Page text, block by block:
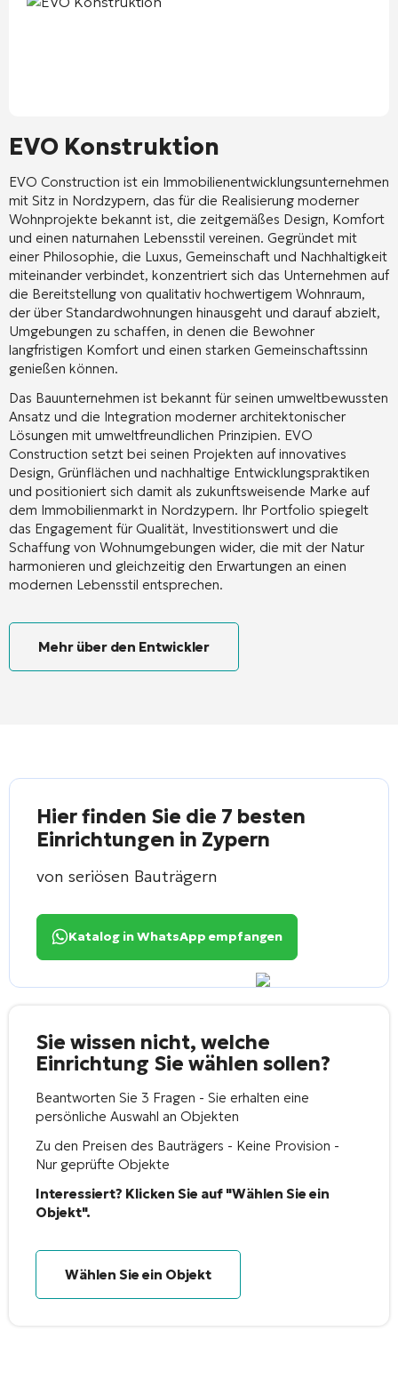
EVO Konstruktion
EVO Construction ist ein Immobilienentwicklungsunternehmen
mit Sitz in Nordzypern, das für die Realisierung moderner
Wohnprojekte bekannt ist, die zeitgemäßes Design, Komfort
und einen naturnahen Lebensstil vereinen. Gegründet mit
einer Philosophie, die Luxus, Gemeinschaft und Nachhaltigkeit
miteinander verbindet, konzentriert sich das Unternehmen auf
die Bereitstellung von qualitativ hochwertigem Wohnraum,
der über Standardwohnungen hinausgeht und darauf abzielt,
Umgebungen zu schaffen, in denen die Bewohner
langfristigen Komfort und einen starken Gemeinschaftssinn
genießen können.
Das Bauunternehmen ist bekannt für seinen umweltbewussten
Ansatz und die Integration moderner architektonischer
Lösungen mit umweltfreundlichen Prinzipien. EVO
Construction setzt bei seinen Projekten auf innovatives
Design, Grünflächen und nachhaltige Entwicklungspraktiken
und positioniert sich damit als zukunftsweisende Marke auf
dem Immobilienmarkt in Nordzypern. Ihr Portfolio spiegelt
das Engagement für Qualität, Investitionswert und die
Schaffung von Wohnumgebungen wider, die mit der Natur
harmonieren und gleichzeitig den Erwartungen an einen
modernen Lebensstil entsprechen.
Mehr über den Entwickler
Hier finden Sie die 7 besten
Einrichtungen in Zypern
von seriösen Bauträgern
Katalog in WhatsApp empfangen
Sie wissen nicht, welche
Einrichtung Sie wählen sollen?
Beantworten Sie 3 Fragen - Sie erhalten eine
persönliche Auswahl an Objekten
Zu den Preisen des Bauträgers - Keine Provision -
Nur geprüfte Objekte
Interessiert? Klicken Sie auf "Wählen Sie ein
Objekt".
Wählen Sie ein Objekt